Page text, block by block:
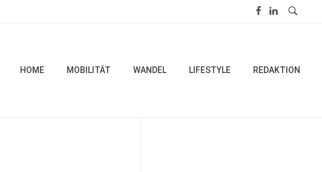
HOME MOBILITÄT WANDEL LIFESTYLE REDAKTION